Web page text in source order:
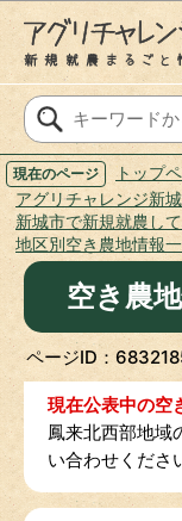
現在のページ
トップ
アグリチャレンジ新
新城市で新規就農し
地区別空き農地情報
空き農
ページID：
現在公表中の空
鳳来北西部地域
い合わせくださ